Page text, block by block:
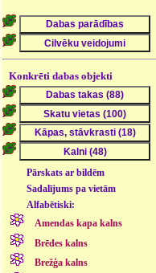
Konkrēti dabas objekti
Pārskats ar bildēm
Sadalījums pa vietām
Alfabētiski:
Amendas kapa kalns
Brēdes kalns
Brežģa kalns